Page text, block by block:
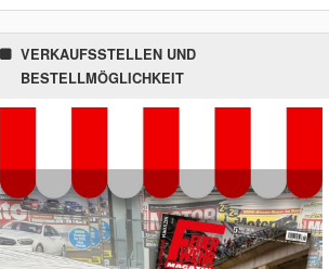
VERKAUFSSTELLEN UND
BESTELLMÖGLICHKEIT